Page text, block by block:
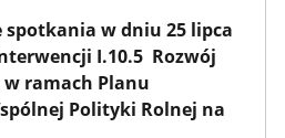
w dniu 25 lipca
I.10.5 Rozwój
w ramach Planu
Polityki Rolnej na